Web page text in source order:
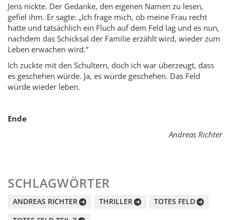
Jens nickte. Der Gedanke, den eigenen Namen zu lesen,
gefiel ihm. Er sagte: „Ich frage mich, ob meine Frau recht
hatte und tatsächlich ein Fluch auf dem Feld lag und es nun,
nachdem das Schicksal der Familie erzählt wird, wieder zum
Leben erwachen wird.“
Ich zuckte mit den Schultern, doch ich war überzeugt, dass
es geschehen würde. Ja, es würde geschehen. Das Feld
würde wieder leben.
Ende
Andreas Richter
SCHLAGWÖRTER
ANDREAS RICHTER THRILLER
TOTES FELD